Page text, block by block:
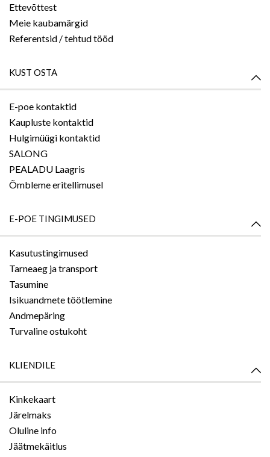
Ettevõttest
Meie kaubamärgid
Referentsid / tehtud tööd
KUST OSTA
E-poe kontaktid
Kaupluste kontaktid
Hulgimüügi kontaktid
SALONG
PEALADU Laagris
Õmbleme eritellimusel
E-POE TINGIMUSED
Kasutustingimused
Tarneaeg ja transport
Tasumine
Isikuandmete töötlemine
Andmepäring
Turvaline ostukoht
KLIENDILE
Kinkekaart
Järelmaks
Oluline info
Jäätmekäitlus